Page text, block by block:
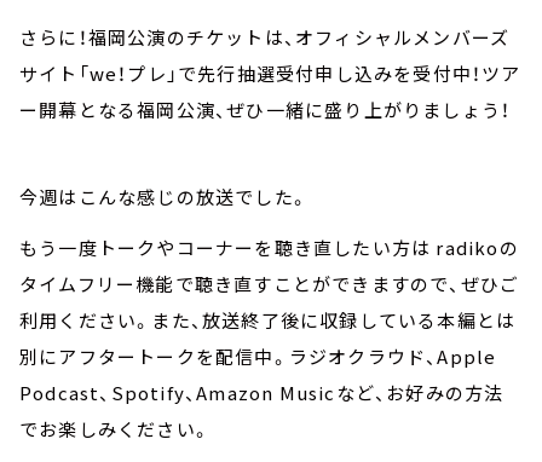
さらに！福岡公演のチケットは、オフィシャルメンバーズ
サイト「we！プレ」で先行抽選受付申し込みを受付中！ツア
ー開幕となる福岡公演、ぜひ一緒に盛り上がりましょう！
今週はこんな感じの放送でした。
もう一度トークやコーナーを聴き直したい方は radikoの
タイムフリー機能で聴き直すことができますので、ぜひご
利用ください。また、放送終了後に収録している本編とは
別にアフタートークを配信中。ラジオクラウド、Apple
Podcast、Spotify、Amazon Musicなど、お好みの方法
でお楽しみください。